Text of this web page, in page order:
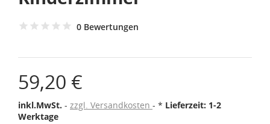
0 Bewertungen
59,20 €
inkl.MwSt. zzgl. Versandkosten * Lieferzeit: 1-2
Werktage